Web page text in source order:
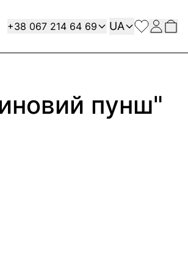
Contact
+38 067 214 64 69 Мова
UA
пунш"